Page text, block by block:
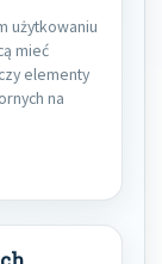
użytkowaniu
mieć
elementy
na